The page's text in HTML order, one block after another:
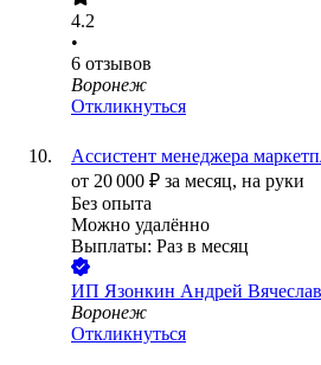
4.2
•
6 отзывов
Воронеж
Откликнуться
Ассистент менеджера
от 20 000 ₽ за месяц, на руки
Без опыта
Можно удалённо
Выплаты: Раз в месяц
ИП Язонкин Андрей
Воронеж
Откликнуться